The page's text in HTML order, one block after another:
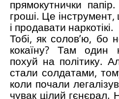
прямокутнички
гроші. Це
і продавати наркотікі.
Тобі, як солов’ю, бо
кокаїну? Там
похуй на політику.
стали солдатами,
коли почали
чувак цілий гєнєрал.